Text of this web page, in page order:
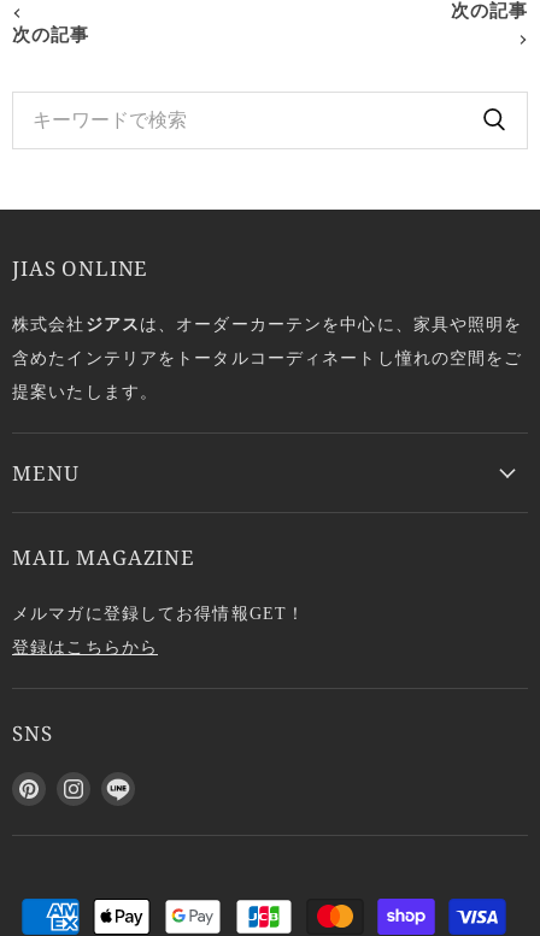
次の記事
次の記事
JIAS ONLINE
株式会社 ジアスは、オーダーカーテンを中心に、家具や照明を
含めたインテリアをトータルコーディネートし憧れの空間をご
提案いたします。
MENU
MAIL MAGAZINE
メルマガに登録してお得情報GET！
登録はこちらから
SNS
P
n
r
I
s
L
N
見